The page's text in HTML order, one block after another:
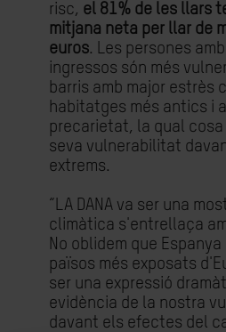
risc, el 81% de les llars
mitjana neta per llar de
euros. Les persones
ingressos són més
barris amb major estrès
habitatges més antics i
precarietat, la qual
seva vulnerabilitat
extrems.
“LA DANA va ser una
climàtica s'entrellaça
No oblidem que
països més exposats
ser una expressió
evidència de la nostra
davant els efectes del